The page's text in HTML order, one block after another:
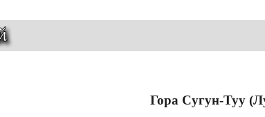
Гора Сугун-Туу